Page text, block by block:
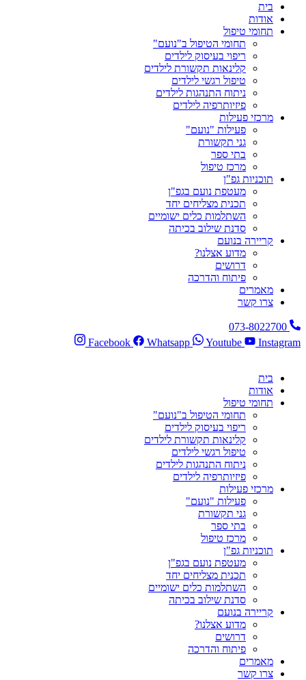
בית
אודות
תחומי טיפול
תחומי הטיפול ב"נועם"
ריפוי בעיסוק לילדים
קלינאות תקשורת לילדים
טיפול רגשי לילדים
ניתוח התנהגות לילדים
פיזיותרפיה לילדים
מרכזי פעילות
פעילות "נועם"
גני תקשורת
בתי ספר
מרכז טיפול
תוכניות גפ"ן
מעטפת נועם בגפ"ן
תכנית מצליחים יחד
השתלמות כלים ישומיים
סדנת שילוב בכיתה
קריירה בנועם
מדוע אצלנו?
דרושים
פיתוח והדרכה
מאמרים
צרו קשר
073-8022700
Facebook
Whatsapp Youtube Instagram
בית
אודות
תחומי טיפול
תחומי הטיפול ב"נועם"
ריפוי בעיסוק לילדים
קלינאות תקשורת לילדים
טיפול רגשי לילדים
ניתוח התנהגות לילדים
פיזיותרפיה לילדים
מרכזי פעילות
פעילות "נועם"
גני תקשורת
בתי ספר
מרכז טיפול
תוכניות גפ"ן
מעטפת נועם בגפ"ן
תכנית מצליחים יחד
השתלמות כלים ישומיים
סדנת שילוב בכיתה
קריירה בנועם
מדוע אצלנו?
דרושים
פיתוח והדרכה
מאמרים
צרו קשר